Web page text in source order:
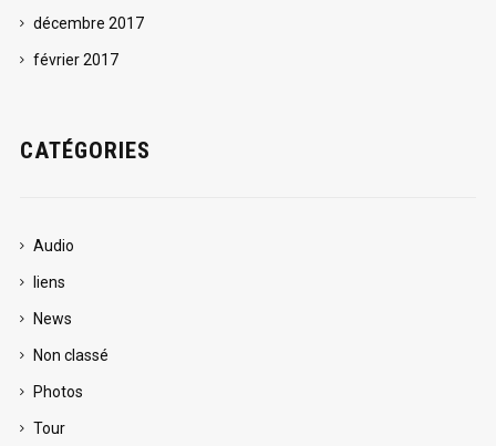
décembre 2017
février 2017
CATÉGORIES
Audio
liens
News
Non classé
Photos
Tour